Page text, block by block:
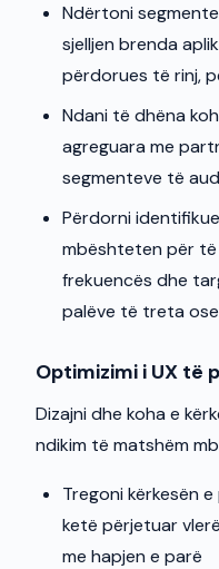
Ndërtoni
sjelljen brenda
përdorues të rinj,
Ndani të dhëna
agreguara me
segmenteve të
Përdorni
mbështeten për të
frekuencës dhe
palëve të treta
Optimizimi i UX të
Dizajni dhe koha e
ndikim të matshëm
Tregoni kërkesën
ketë përjetuar
me hapjen e parë